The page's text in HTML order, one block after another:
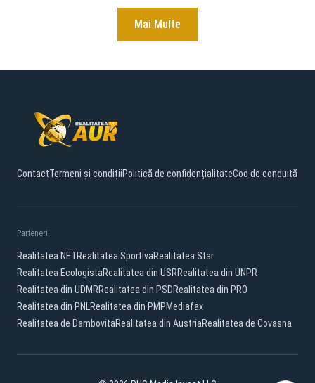
Mai Multe
ContactTermeni și condițiiPolitică de confidențialitateCod de conduită
Parteneri:
Realitatea.NETRealitatea SportivaRealitatea Star
Realitatea EcologistaRealitatea din USRRealitatea din UNPR
Realitatea din UDMRRealitatea din PSDRealitatea din PRO
Realitatea din PNLRealitatea din PMPMediafax
Realitatea de DambovitaRealitatea din AustriaRealitatea de Covasna